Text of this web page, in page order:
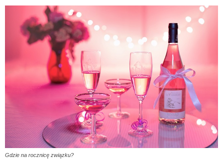
Gdzie na rocznicę związku?